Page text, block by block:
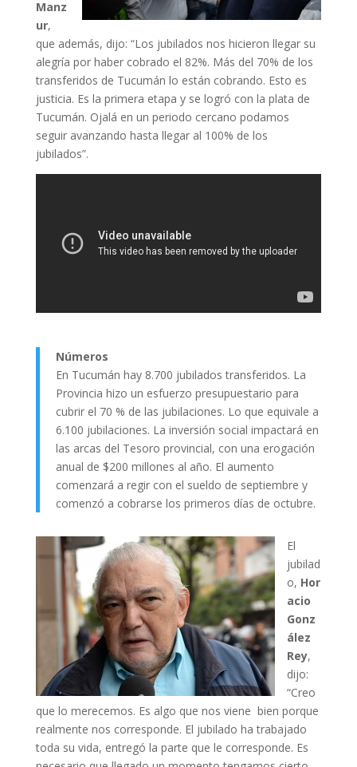
Manz
ur,
que además, dijo: “Los jubilados nos hicieron llegar su
alegría por haber cobrado el 82%. Más del 70% de los
transferidos de Tucumán lo están cobrando. Esto es
justicia. Es la primera etapa y se logró con la plata de
Tucumán. Ojalá en un periodo cercano podamos
seguir avanzando hasta llegar al 100% de los
jubilados”.
Números
En Tucumán hay 8.700 jubilados transferidos. La
Provincia hizo un esfuerzo presupuestario para
cubrir el 70 % de las jubilaciones. Lo que equivale a
6.100 jubilaciones. La inversión social impactará en
las arcas del Tesoro provincial, con una erogación
anual de $200 millones al año. El aumento
comenzará a regir con el sueldo de septiembre y
comenzó a cobrarse los primeros días de octubre.
El
jubilad
o, Hor
acio
Gonz
ález
Rey,
dijo:
“Creo
que lo merecemos. Es algo que nos viene bien porque
realmente nos corresponde. El jubilado ha trabajado
toda su vida, entregó la parte que le corresponde. Es